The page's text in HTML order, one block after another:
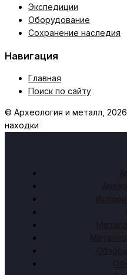
Экспедиции
Оборудование
Сохранение наследия
Навигация
Главная
Поиск по сайту
© Археология и металл, 2026
находки